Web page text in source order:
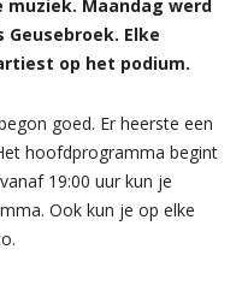
Maandag werd
Elke
op het podium.
goed. Er heerste een
hoofdprogramma begint
19:00 uur kun je
Ook kun je op elke